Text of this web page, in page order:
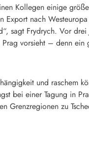
Kollegen einige
Export nach
sagt Frydrych. Vor
Prag vorsieht – denn
und raschem
bei einer Tagung in
Grenzregionen zu